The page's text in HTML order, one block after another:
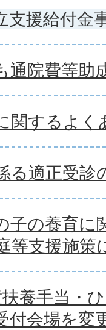
支援給付金
通院費等助
関するよく
る適正受診
子の養育に
等支援施策
養手当・
付会場を変